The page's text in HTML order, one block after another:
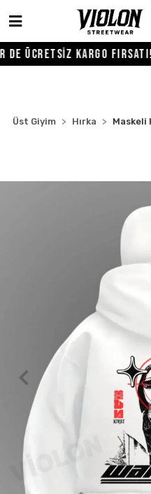
ÜCRETSİZ KARGO FIRSATI!
Üst Giyim Hırka Maskeli